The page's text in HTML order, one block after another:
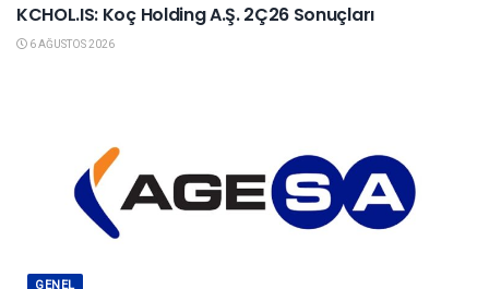
KCHOL.IS: Koç Holding A.Ş. 2Ç26 Sonuçları
6 AĞUSTOS 2026
GENEL